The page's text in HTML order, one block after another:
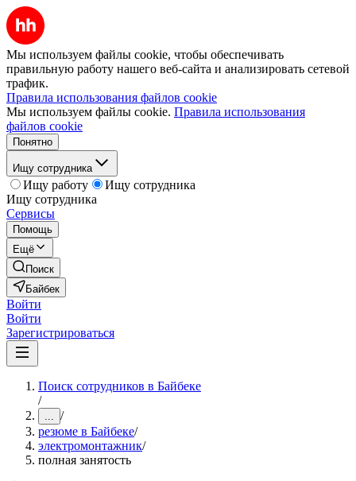
Мы используем файлы cookie, чтобы обеспечивать
правильную работу нашего веб-сайта и анализировать сетевой
трафик.
Правила использования файлов cookie
Мы используем файлы cookie. Правила использования
файлов cookie
Понятно
Ищу сотрудника
Ищу работу
Ищу сотрудника
Ищу сотрудника
Сервисы
Помощь
Ещё
Поиск
Байбек
Войти
Войти
Зарегистрироваться
Поиск сотрудников в Байбеке
/
... /
резюме в Байбеке/
электромонтажник/
полная занятость